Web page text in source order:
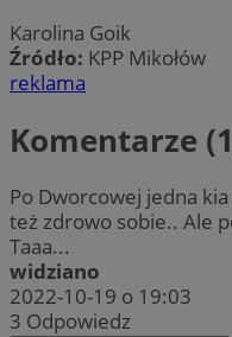
Karolina Goik
Źródło: KPP Mikołów
reklama
Komentarze
Po Dworcowej jedna
też zdrowo sobie.. Ale
Taaa...
widziano
2022-10-19 o 19:03
3 Odpowiedz